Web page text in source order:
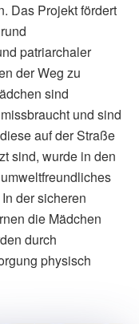
Das Projekt fördert
patriarchaler
der Weg zu
sind
und sind
auf der Straße
sind, wurde in den
der sicheren
die Mädchen
durch
physisch